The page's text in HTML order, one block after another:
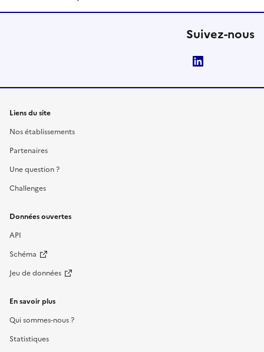
Suivez-nous
Liens du site
Nos établissements
Partenaires
Une question ?
Challenges
Données ouvertes
API
Schéma
Jeu de données
En savoir plus
Qui sommes-nous ?
Statistiques